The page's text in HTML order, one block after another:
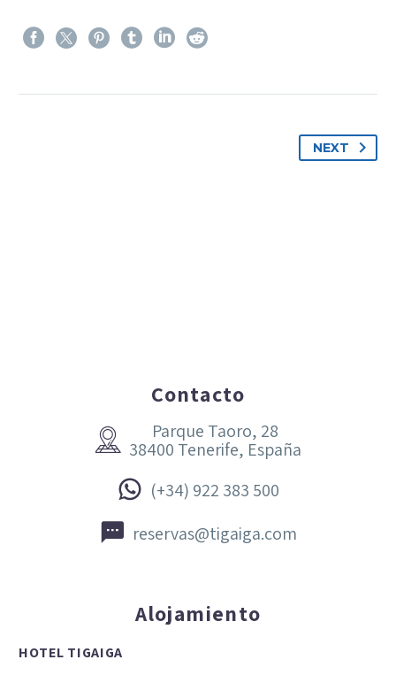
NEXT
Contacto


Parque Taoro, 28
38400 Tenerife, España

 (+34) 922 383 500

 reservas@tigaiga.com
Alojamiento
HOTEL TIGAIGA